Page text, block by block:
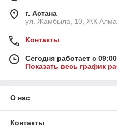
г. Астана
ул. Жамбыла, 10, ЖК
Контакты
Сегодня работает с
Показать весь график
О нас
Контакты